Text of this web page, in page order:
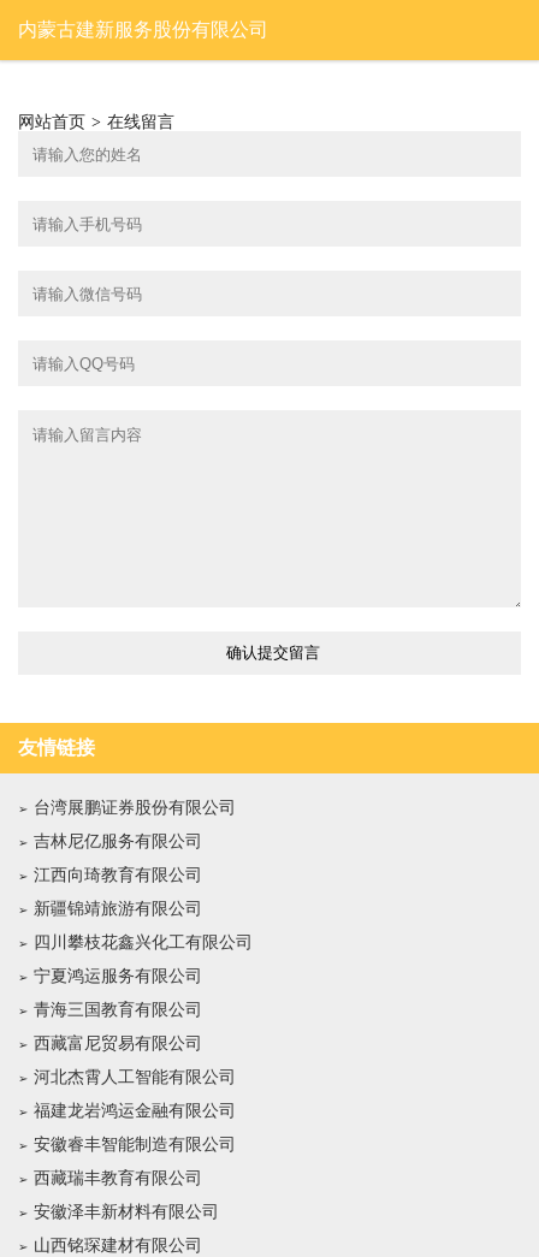
内蒙古建新服务股份有限公司
网站首页 > 在线留言
友情链接
台湾展鹏证券股份有限公司
吉林尼亿服务有限公司
江西向琦教育有限公司
新疆锦靖旅游有限公司
四川攀枝花鑫兴化工有限公司
宁夏鸿运服务有限公司
青海三国教育有限公司
西藏富尼贸易有限公司
河北杰霄人工智能有限公司
福建龙岩鸿运金融有限公司
安徽睿丰智能制造有限公司
西藏瑞丰教育有限公司
安徽泽丰新材料有限公司
山西铭琛建材有限公司